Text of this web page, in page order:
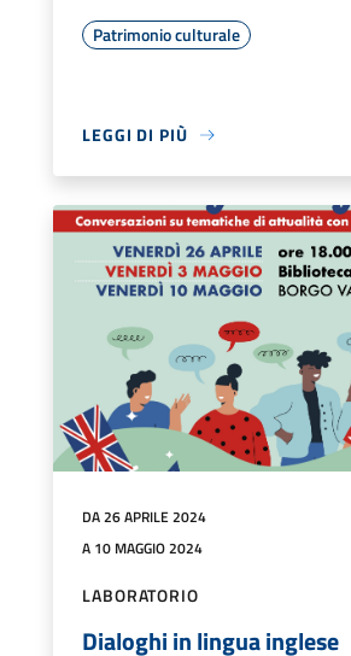
Patrimonio culturale
LEGGI DI PIÙ
DA 26 APRILE 2024
A 10 MAGGIO 2024
LABORATORIO
Dialoghi in lingua inglese